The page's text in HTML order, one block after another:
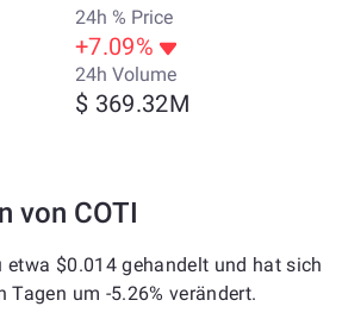
24h % Price
+7.09%
24h Volume
$ 369.32M
von COTI
etwa $0.014 gehandelt und hat sich
Tagen um -5.26% verändert.